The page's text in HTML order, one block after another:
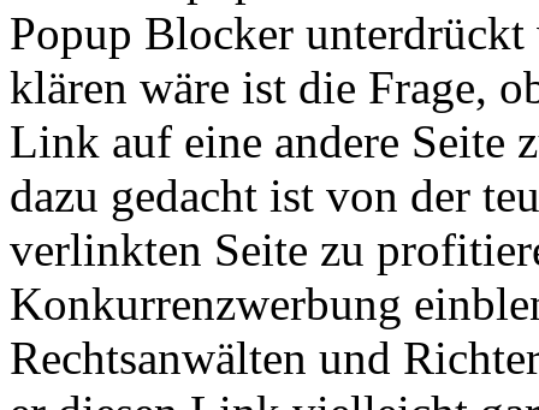
Popup Blocker unterdrückt
klären wäre ist die Frage,
Link auf eine andere Seite
dazu gedacht ist von der
verlinkten Seite zu
Konkurrenzwerbung
Rechtsanwälten und